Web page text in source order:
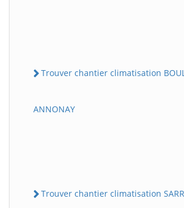
Trouver chantier climatisation
ANNONAY
Trouver chantier climatisation